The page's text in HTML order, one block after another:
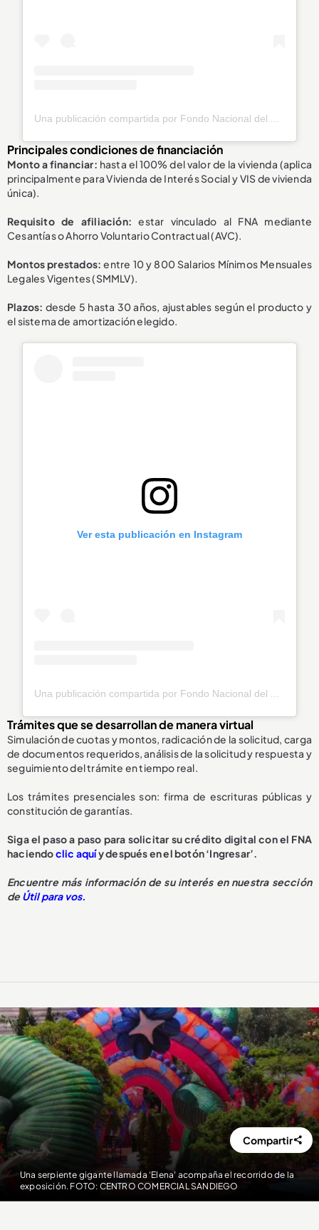
Principales condiciones de financiación
Monto a financiar: hasta el 100% del valor de la vivienda (aplica
principalmente para Vivienda de Interés Social y VIS de vivienda
única).
Requisito de afiliación:estar vinculado al FNA mediante
Cesantías o Ahorro Voluntario Contractual (AVC).
Montos prestados:entre 10 y 800 Salarios Mínimos Mensuales
Legales Vigentes (SMMLV).
Plazos: desde 5 hasta 30 años, ajustables según el producto y
el sistema de amortización elegido.
Ver esta publicación en Instagram
Trámites que se desarrollan de manera virtual
Simulación de cuotas y montos, radicación de la solicitud, carga
de documentos requeridos, análisis de la solicitud y respuesta y
seguimiento del trámite en tiempo real.
Los trámites presenciales son: firma de escrituras públicas y
constitución de garantías.
Siga el paso a paso para solicitar su crédito digital con el FNA
haciendoclic aquíy después en el botón ‘Ingresar’.
Encuentre más información de su interés en nuestra sección
deÚtil para vos.
Una serpiente gigante llamada ‘Elena’ acompaña el recorrido de la
exposición. FOTO: CENTRO COMERCIAL SANDIEGO
Compartir